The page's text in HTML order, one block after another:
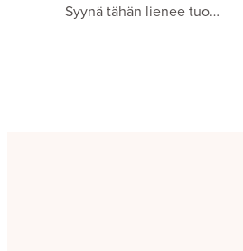
Syynä tähän lienee tuo…